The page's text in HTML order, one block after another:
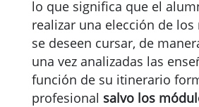
lo que significa que el
realizar una elección de
se deseen cursar, de
una vez analizadas las
función de su itinerario
profesional salvo los